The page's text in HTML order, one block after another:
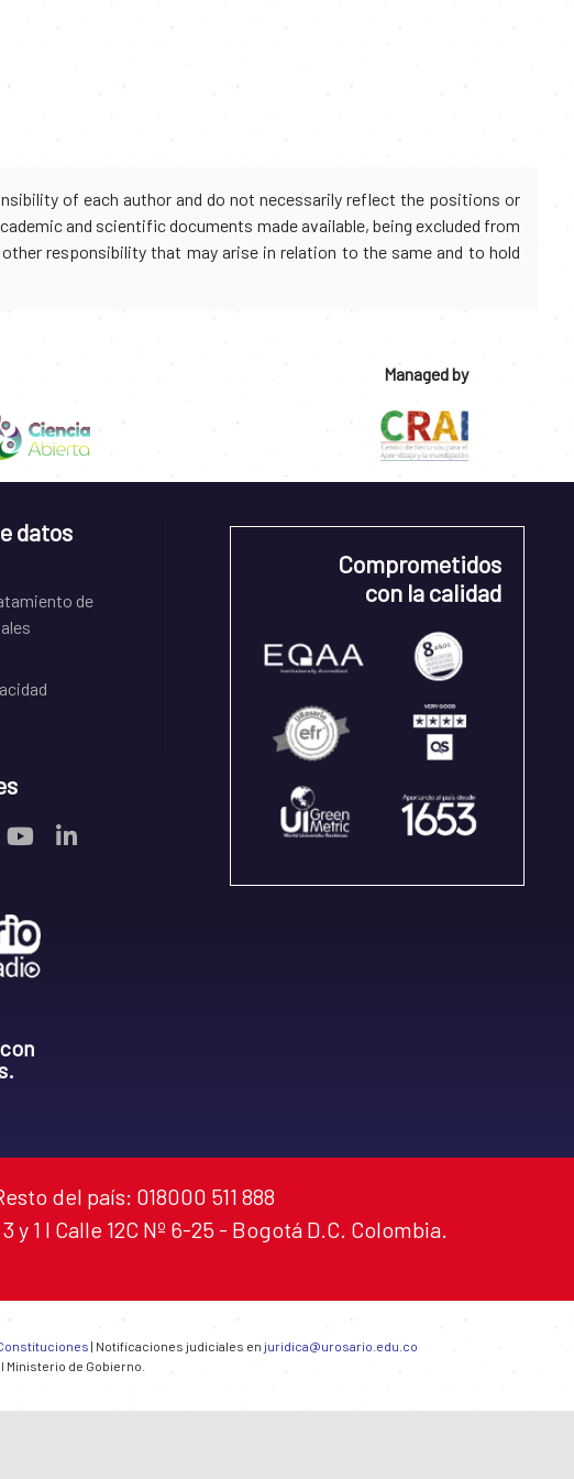
of each author and do not necessarily reflect the positions or
and scientific documents made available, being excluded from
responsibility that may arise in relation to the same and to hold
Managed by
datos
de
Comprometidos
con la calidad
del país: 018000 511 888
1 I Calle 12C Nº 6-25 - Bogotá D.C. Colombia.
| Notificaciones judiciales en juridica@urosario.edu.co
de Gobierno.